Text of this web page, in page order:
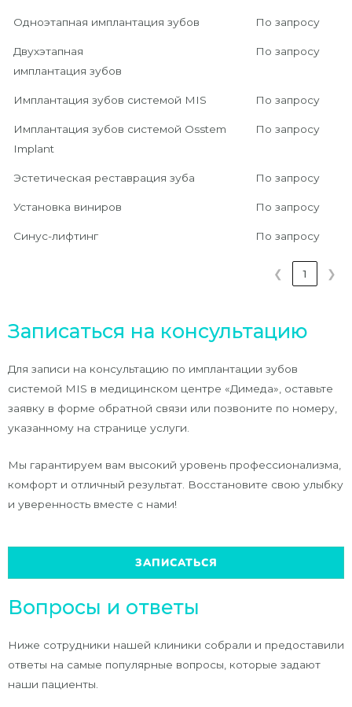
Одноэтапная имплантация зубов По запросу
Двухэтапная
имплантация зубов
По запросу
Имплантация зубов системой MIS По запросу
Имплантация зубов системой Osstem
Implant
По запросу
Эстетическая реставрация зуба По запросу
Установка виниров По запросу
Синус-лифтинг По запросу
❮ 1 ❯
Записаться на консультацию
Для записи на консультацию по имплантации зубов
системой MIS в медицинском центре «Димеда», оставьте
заявку в форме обратной связи или позвоните по номеру,
указанному на странице услуги.
Мы гарантируем вам высокий уровень профессионализма,
комфорт и отличный результат. Восстановите свою улыбку
и уверенность вместе с нами!
ЗАПИСАТЬСЯ
Вопросы и ответы
Ниже сотрудники нашей клиники собрали и предоставили
ответы на самые популярные вопросы, которые задают
наши пациенты.